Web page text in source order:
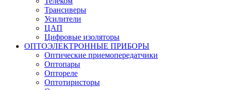
Трансиверы
Усилители
ЦАП
Цифровые изоляторы
ОПТОЭЛЕКТРОННЫЕ ПРИБОРЫ
Оптические приемопередатчики
Оптопары
Оптореле
Оптотиристоры